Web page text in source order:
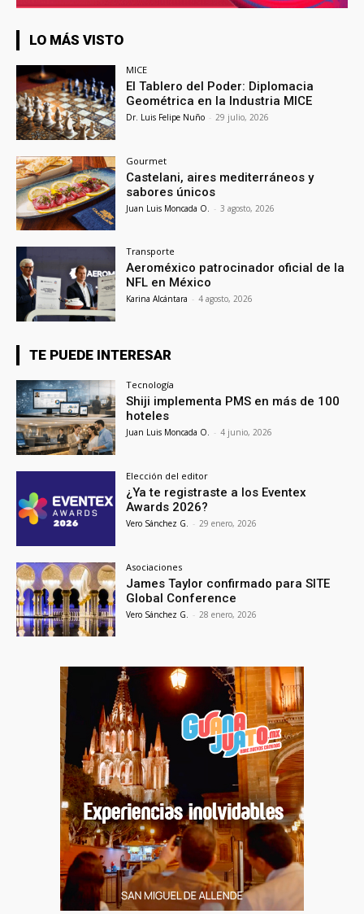
LO MÁS VISTO
MICE
El Tablero del Poder: Diplomacia
Geométrica en la Industria MICE
Dr. Luis Felipe Nuño - 29 julio, 2026
Gourmet
Castelani, aires mediterráneos y
sabores únicos
Juan Luis Moncada O. - 3 agosto, 2026
Transporte
Aeroméxico patrocinador oficial de la
NFL en México
Karina Alcántara - 4 agosto, 2026
TE PUEDE INTERESAR
Tecnología
Shiji implementa PMS en más de 100
hoteles
Juan Luis Moncada O. - 4 junio, 2026
Elección del editor
¿Ya te registraste a los Eventex
Awards 2026?
Vero Sánchez G. - 29 enero, 2026
Asociaciones
James Taylor confirmado para SITE
Global Conference
Vero Sánchez G. - 28 enero, 2026